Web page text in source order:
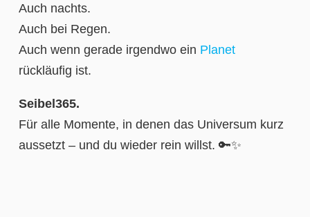
Auch nachts.
Auch bei Regen.
Auch wenn gerade irgendwo ein Planet
rückläufig ist.
Seibel365.
Für alle Momente, in denen das Universum kurz
aussetzt – und du wieder rein willst. 🔑✨